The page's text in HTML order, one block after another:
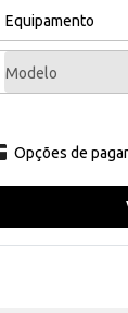
Equipamento
Modelo
Opções de